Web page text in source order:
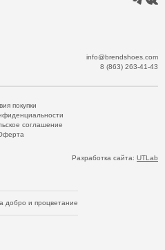
info@brendshoes.com
8 (863) 263-41-43
покупки
соглашение
Разработка сайта: UTLab
добро и процветание